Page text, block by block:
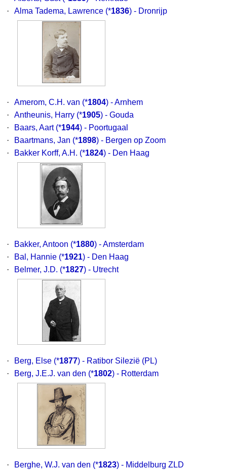
·
Alma Tadema, Lawrence (*1836) - Dronrijp
· Amerom, C.H. van (*1804) - Arnhem
·
Antheunis, Harry (*1905) - Gouda
·
Baars, Aart (*1944) - Poortugaal
·
Baartmans, Jan (*1898) - Bergen op Zoom
·
Bakker Korff, A.H. (*1824) - Den Haag
· Bakker, Antoon (*1880) - Amsterdam
·
Bal, Hannie (*1921) - Den Haag
·
Belmer, J.D. (*1827) - Utrecht
· Berg, Else (*1877) - Ratibor Silezië (PL)
·
Berg, J.E.J. van den (*1802) - Rotterdam
· Berghe, W.J. van den (*1823) - Middelburg ZLD